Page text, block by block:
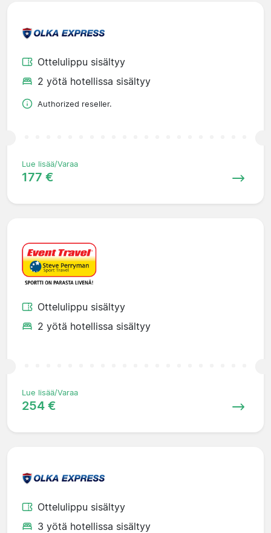
Ottelulippu sisältyy
2 yötä hotellissa sisältyy
Authorized reseller.
Lue lisää/Varaa
177 €
Ottelulippu sisältyy
2 yötä hotellissa sisältyy
Lue lisää/Varaa
254 €
Ottelulippu sisältyy
3 yötä hotellissa sisältyy